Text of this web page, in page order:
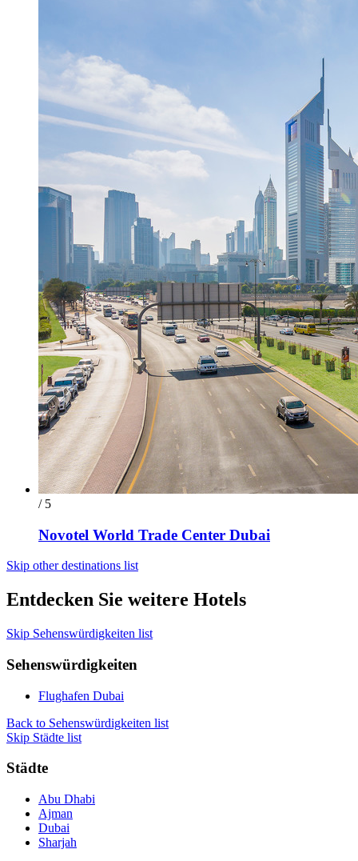
/ 5
Novotel World Trade Center Dubai
Skip other destinations list
Entdecken Sie weitere Hotels
Skip Sehenswürdigkeiten list
Sehenswürdigkeiten
Flughafen Dubai
Back to Sehenswürdigkeiten list
Skip Städte list
Städte
Abu Dhabi
Ajman
Dubai
Sharjah